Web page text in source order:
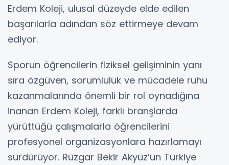
Erdem Koleji, ulusal düzeyde elde edilen
başarılarla adından söz ettirmeye devam
ediyor.
Sporun öğrencilerin fiziksel gelişiminin yanı
sıra özgüven, sorumluluk ve mücadele ruhu
kazanmalarında önemli bir rol oynadığına
inanan Erdem Koleji, farklı branşlarda
yürüttüğü çalışmalarla öğrencilerini
profesyonel organizasyonlara hazırlamayı
sürdürüyor. Rüzgar Bekir Akyüz’ün Türkiye